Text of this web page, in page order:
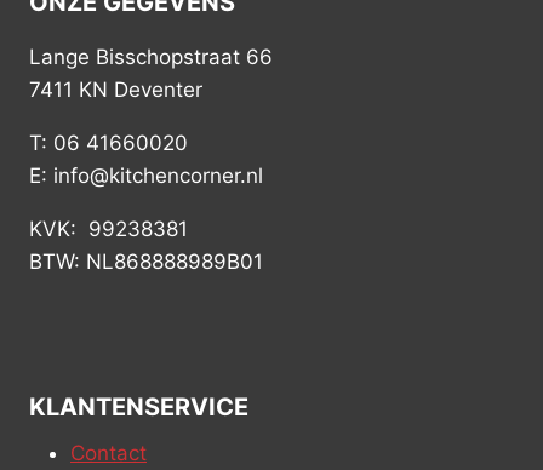
Lange Bisschopstraat 66
7411 KN Deventer
T: 06 41660020
E: info@kitchencorner.nl
KVK: 99238381
BTW: NL868888989B01
KLANTENSERVICE
Contact